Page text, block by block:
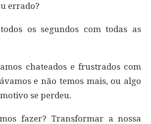
errado?
os segundos com todas as
chateados e frustrados com
e não temos mais, ou algo
se perdeu.
fazer? Transformar a nossa